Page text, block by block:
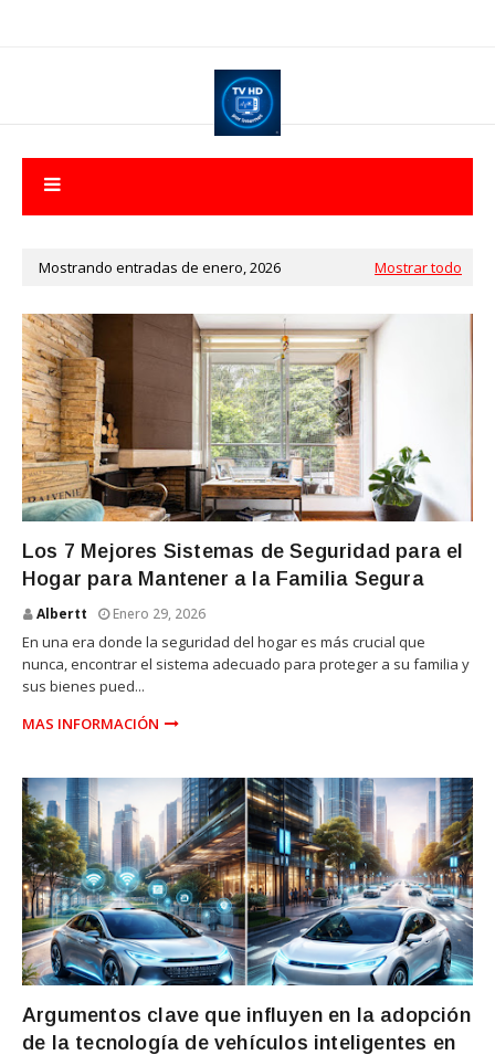
Mostrando entradas de enero, 2026 Mostrar todo
Los 7 Mejores Sistemas de Seguridad para el
Hogar para Mantener a la Familia Segura
Albertt Enero 29, 2026
En una era donde la seguridad del hogar es más crucial que
nunca, encontrar el sistema adecuado para proteger a su familia y
sus bienes pued...
MAS INFORMACIÓN
Argumentos clave que influyen en la adopción
de la tecnología de vehículos inteligentes en